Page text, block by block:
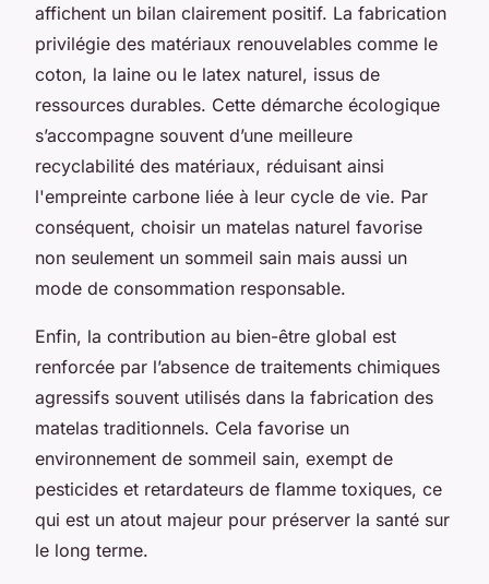
affichent un bilan clairement positif. La fabrication
privilégie des matériaux renouvelables comme le
coton, la laine ou le latex naturel, issus de
ressources durables. Cette démarche écologique
s’accompagne souvent d’une meilleure
recyclabilité des matériaux, réduisant ainsi
l'empreinte carbone liée à leur cycle de vie. Par
conséquent, choisir un matelas naturel favorise
non seulement un sommeil sain mais aussi un
mode de consommation responsable.
Enfin, la contribution au bien-être global est
renforcée par l’absence de traitements chimiques
agressifs souvent utilisés dans la fabrication des
matelas traditionnels. Cela favorise un
environnement de sommeil sain, exempt de
pesticides et retardateurs de flamme toxiques, ce
qui est un atout majeur pour préserver la santé sur
le long terme.